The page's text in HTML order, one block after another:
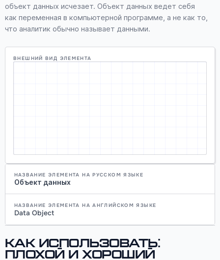
объект данных исчезает. Объект данных ведет себя
как переменная в компьютерной программе, а не как то,
что аналитик обычно называет данными.
ВНЕШНИЙ ВИД ЭЛЕМЕНТА
НАЗВАНИЕ ЭЛЕМЕНТА НА РУССКОМ ЯЗЫКЕ
Объект данных
НАЗВАНИЕ ЭЛЕМЕНТА НА АНГЛИЙСКОМ ЯЗЫКЕ
Data Object
Как использовать:
плохой и хороший